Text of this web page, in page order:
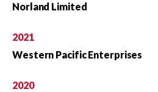
Norland Limited
2021
Western Pacific Enterprises
2020